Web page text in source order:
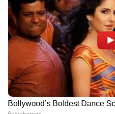
Image Credit :Google
നിരവധി മോഡലുകൾ
നിസാൻ മാഗ്നൈറ്റ്,
സുസുക്കി ഫ്രോങ്ക്സ്,
എസ്‌യുവികൾ ഈ
സവിശേഷതകൾ, നല്ല
ഡ്രൈവിംഗ് അനുഭവം